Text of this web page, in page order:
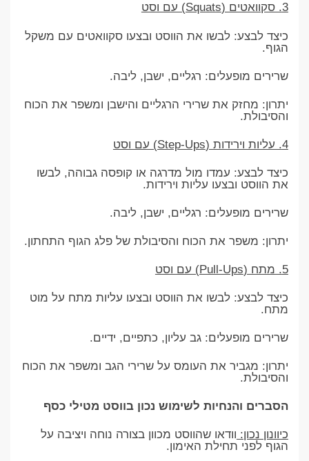
3. סקוואטים (Squats) עם וסט
כיצד לבצע: לבשו את הווסט ובצעו סקוואטים עם משקל
הגוף.
שרירים מופעלים: רגליים, ישבן, ליבה.
יתרון: מחזק את שרירי הרגליים והישבן ומשפר את הכוח
והסיבולת.
4. עליות וירידות (Step-Ups) עם וסט
כיצד לבצע: עמדו מול מדרגה או קופסה גבוהה, לבשו
את הווסט ובצעו עליות וירידות.
שרירים מופעלים: רגליים, ישבן, ליבה.
יתרון: משפר את הכוח והסיבולת של פלג הגוף התחתון.
5. מתח (Pull-Ups) עם וסט
כיצד לבצע: לבשו את הווסט ובצעו עליות מתח על מוט
מתח.
שרירים מופעלים: גב עליון, כתפיים, ידיים.
יתרון: מגביר את העומס על שרירי הגב ומשפר את הכוח
והסיבולת.
הסברים והנחיות לשימוש נכון בווסט מטילי כסף
כיוונון נכון: וודאו שהווסט מכוון בצורה נוחה ויציבה על
הגוף לפני תחילת האימון.